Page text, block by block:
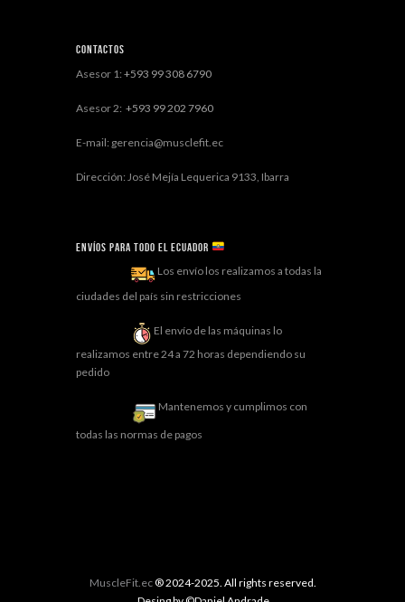
Contactos
Asesor 1: +593 99 308 6790
Asesor 2: +593 99 202 7960
E-mail: gerencia@musclefit.ec
Dirección: José Mejía Lequerica 9133, Ibarra
Envíos para todo el ECUADOR
Los envío los realizamos a todas la
ciudades del país sin restricciones
El envío de las máquinas lo
realizamos entre 24 a 72 horas dependiendo su
pedido
Mantenemos y cumplimos con
todas las normas de pagos
MuscleFit.ec® 2024-2025. All rights reserved.